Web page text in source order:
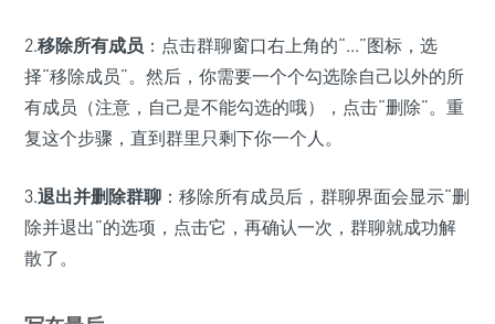
2.移除所有成员 ：点击群聊窗口右上角的“...”图标，选
择“移除成员”。然后，你需要一个个勾选除自己以外的所
有成员（注意，自己是不能勾选的哦），点击“删除”。重
复这个步骤，直到群里只剩下你一个人。
3.退出并删除群聊 ：移除所有成员后，群聊界面会显示“删
除并退出”的选项，点击它，再确认一次，群聊就成功解
散了。